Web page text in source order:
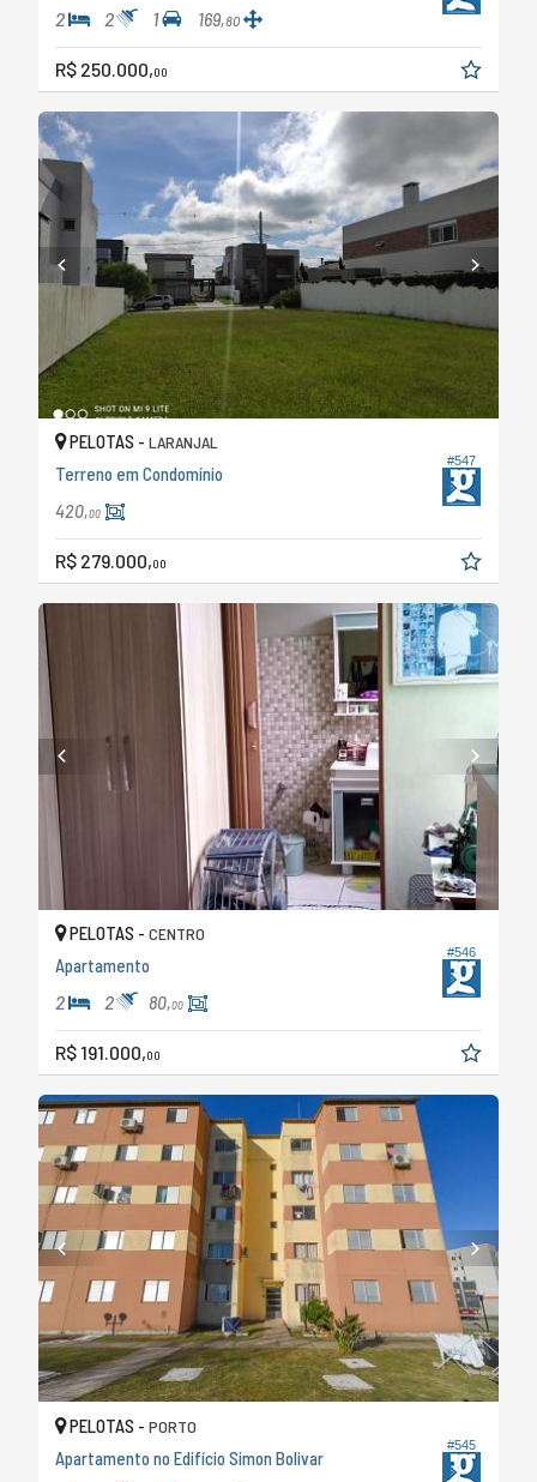
2 2 1 169,80
R$ 250.000,00
#547
PELOTAS - LARANJAL
Terreno em Condomínio
420,00
R$ 279.000,00
#546
PELOTAS - CENTRO
Apartamento
2 2 80,00
R$ 191.000,00
#545
PELOTAS - PORTO
Apartamento no Edifício Simon Bolivar